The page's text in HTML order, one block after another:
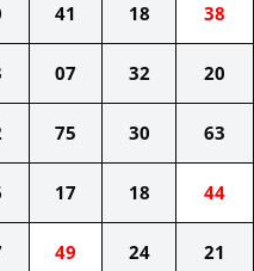
41 18 38
07 32 20
75 30 63
17 18 44
49 24 21